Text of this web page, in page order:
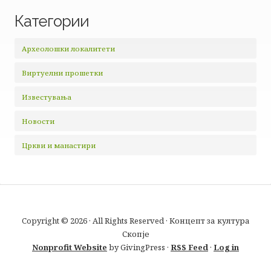
Категории
Археолошки локалитети
Виртуелни прошетки
Известувања
Новости
Цркви и манастири
Copyright © 2026 · All Rights Reserved · Концепт за култура
Скопје
Nonprofit Website by GivingPress · RSS Feed · Log in